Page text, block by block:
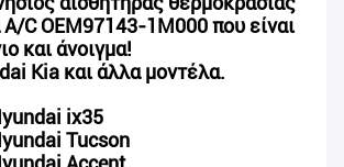
C OEM97143-1M000 που είναι
και άνοιγμα!
Kia και άλλα μοντέλα.
ix35
Tucson